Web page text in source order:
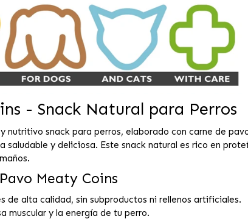
- Snack Natural para Perros
nutritivo snack para perros, elaborado con carne de
y deliciosa. Este snack natural es rico en
Meaty Coins
de alta calidad, sin subproductos ni rellenos artificiales.
muscular y la energía de tu perro.